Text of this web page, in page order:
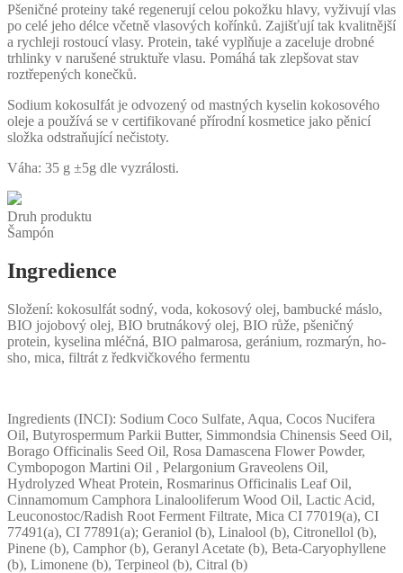
Pšeničné proteiny také regenerují celou pokožku hlavy, vyživují vlas
po celé jeho délce včetně vlasových kořínků. Zajišťují tak kvalitnější
a rychleji rostoucí vlasy. Protein, také vyplňuje a zaceluje drobné
trhlinky v narušené struktuře vlasu. Pomáhá tak zlepšovat stav
roztřepených konečků.
Sodium kokosulfát je odvozený od mastných kyselin kokosového
oleje a používá se v certifikované přírodní kosmetice jako pěnicí
složka odstraňující nečistoty.
Váha: 35 g ±5g dle vyzrálosti.
Druh produktu
Šampón
Ingredience
Složení: kokosulfát sodný, voda, kokosový olej, bambucké máslo,
BIO jojobový olej, BIO brutnákový olej, BIO růže, pšeničný
protein, kyselina mléčná, BIO palmarosa, geránium, rozmarýn, ho-
sho, mica, filtrát z ředkvičkového fermentu
Ingredients (INCI): Sodium Coco Sulfate, Aqua, Cocos Nucifera
Oil, Butyrospermum Parkii Butter, Simmondsia Chinensis Seed Oil,
Borago Officinalis Seed Oil, Rosa Damascena Flower Powder,
Cymbopogon Martini Oil , Pelargonium Graveolens Oil,
Hydrolyzed Wheat Protein, Rosmarinus Officinalis Leaf Oil,
Cinnamomum Camphora Linalooliferum Wood Oil, Lactic Acid,
Leuconostoc/Radish Root Ferment Filtrate, Mica CI 77019(a), CI
77491(a), CI 77891(a); Geraniol (b), Linalool (b), Citronellol (b),
Pinene (b), Camphor (b), Geranyl Acetate (b), Beta-Caryophyllene
(b), Limonene (b), Terpineol (b), Citral (b)